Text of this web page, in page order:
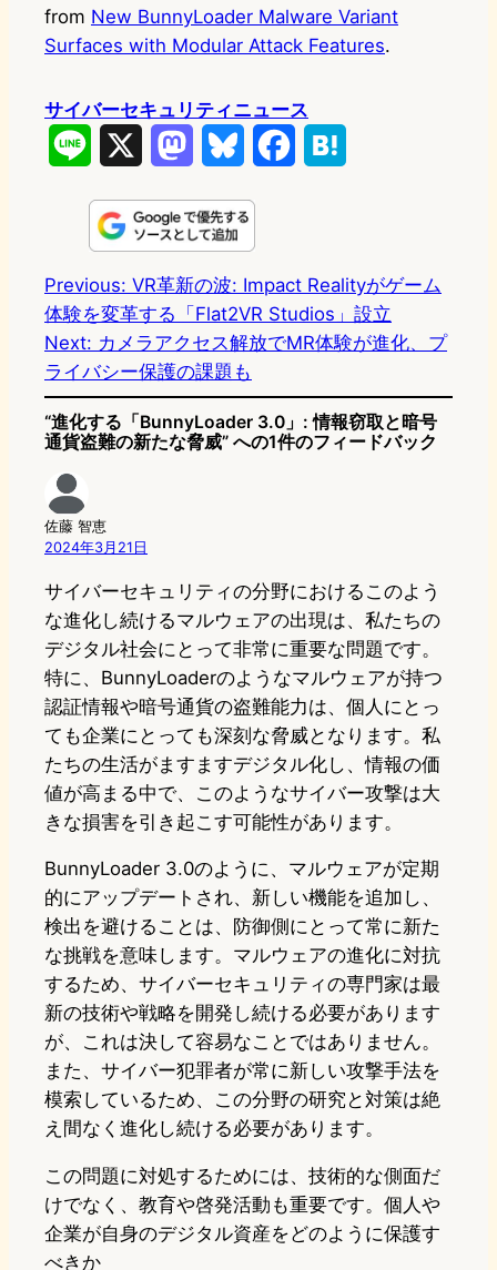
from New BunnyLoader Malware Variant
Surfaces with Modular Attack Features.
サイバーセキュリティニュース
n
s
o
d
o
n
u
e
s
k
y
b
o
o
k
e
n
a
Previous: VR革新の波: Impact Realityがゲーム
体験を変革する「Flat2VR Studios」設立
Next: カメラアクセス解放でMR体験が進化、プ
ライバシー保護の課題も
“進化する「BunnyLoader 3.0」: 情報窃取と暗号
通貨盗難の新たな脅威” への1件のフィードバック
佐藤 智恵
2024年3月21日
サイバーセキュリティの分野におけるこのよう
な進化し続けるマルウェアの出現は、私たちの
デジタル社会にとって非常に重要な問題です。
特に、BunnyLoaderのようなマルウェアが持つ
認証情報や暗号通貨の盗難能力は、個人にとっ
ても企業にとっても深刻な脅威となります。私
たちの生活がますますデジタル化し、情報の価
値が高まる中で、このようなサイバー攻撃は大
きな損害を引き起こす可能性があります。
BunnyLoader 3.0のように、マルウェアが定期
的にアップデートされ、新しい機能を追加し、
検出を避けることは、防御側にとって常に新た
な挑戦を意味します。マルウェアの進化に対抗
するため、サイバーセキュリティの専門家は最
新の技術や戦略を開発し続ける必要があります
が、これは決して容易なことではありません。
また、サイバー犯罪者が常に新しい攻撃手法を
模索しているため、この分野の研究と対策は絶
え間なく進化し続ける必要があります。
この問題に対処するためには、技術的な側面だ
けでなく、教育や啓発活動も重要です。個人や
企業が自身のデジタル資産をどのように保護す
べきか